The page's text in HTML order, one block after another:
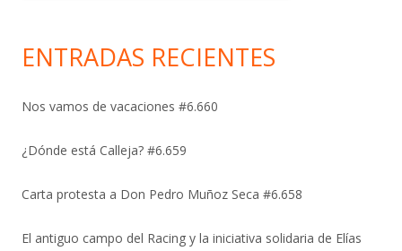
ENTRADAS RECIENTES
Nos vamos de vacaciones #6.660
¿Dónde está Calleja? #6.659
Carta protesta a Don Pedro Muñoz Seca #6.658
El antiguo campo del Racing y la iniciativa solidaria de Elías